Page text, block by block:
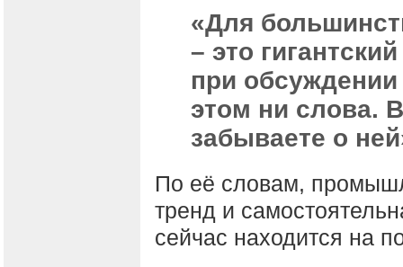
«Для
– это
при
этом ни слова.
забываете о
По её словам,
тренд и
сейчас находится на